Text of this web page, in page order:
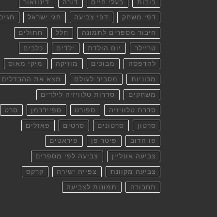
בובות בעלי חיים דורה דינוזאור
דפי משחק דפי צביעה חגי ישראל
חיבור מספרים לתמונה חלל חתולים
טריילר יום הולדת ילדים כלבים
להדפסה מבוכים מוזיקה מיקי מאוס
מכוניות מסביב לעולם מצא את ההבדלים
משחקים סדרות טלוויזיה לילדים
סדרת טלוויזיה ספורט ספיידרמן סרט
סרטון סרטונים סרטים פאזלים
פו הדוב פיטר פן פיראטים
צביעה אונליין צביעה לפי מספרים
צביעה מקוונת צפייה ישירה קרקס
תחבורה תמונות לצביעה